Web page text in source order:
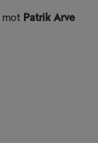
mot Patrik Arve